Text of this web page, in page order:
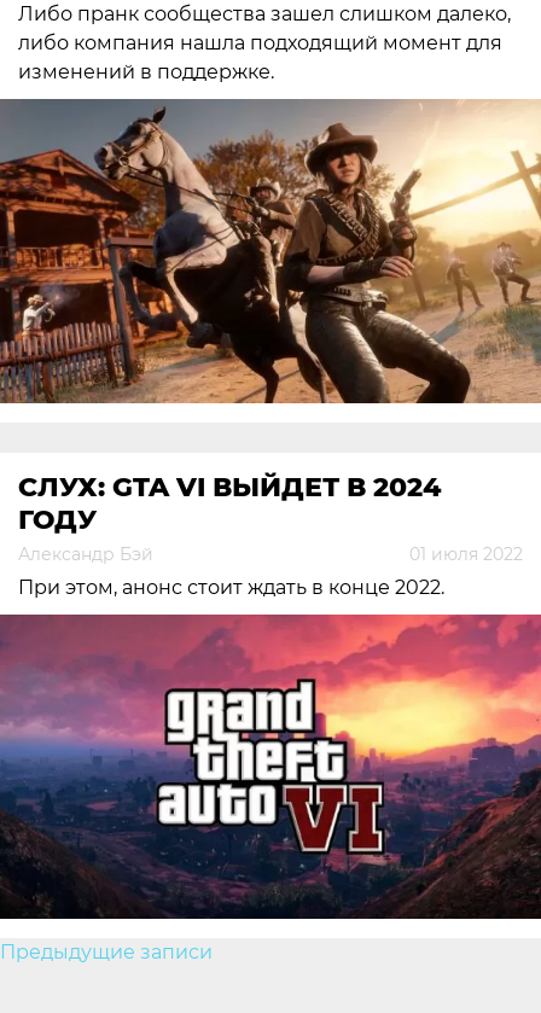
Либо пранк сообщества зашел слишком далеко,
либо компания нашла подходящий момент для
изменений в поддержке.
СЛУХ: GTA VI ВЫЙДЕТ В 2024
ГОДУ
Александр Бэй 01 июля 2022
При этом, анонс стоит ждать в конце 2022.
Навигация
Предыдущие записи